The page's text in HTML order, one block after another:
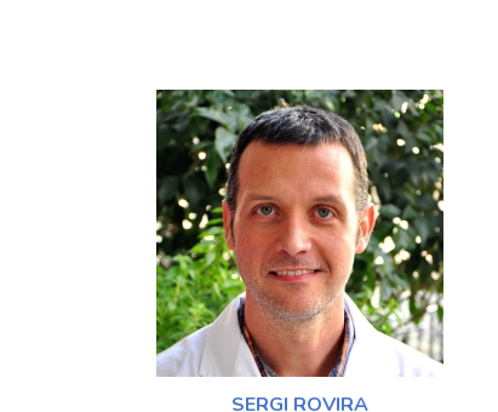
SERGI ROVIRA